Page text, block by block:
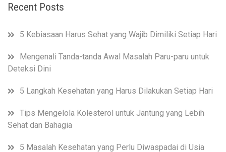
Recent Posts
5 Kebiasaan Harus Sehat yang Wajib Dimiliki Setiap Hari
Mengenali Tanda-tanda Awal Masalah Paru-paru untuk
Deteksi Dini
5 Langkah Kesehatan yang Harus Dilakukan Setiap Hari
Tips Mengelola Kolesterol untuk Jantung yang Lebih
Sehat dan Bahagia
5 Masalah Kesehatan yang Perlu Diwaspadai di Usia